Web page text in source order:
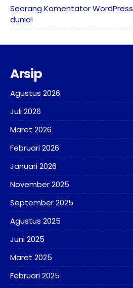
Seorang Komentator WordPress
dunia!
Arsip
Agustus 2026
Juli 2026
Maret 2026
Februari 2026
Januari 2026
November 2025
September 2025
Agustus 2025
Juni 2025
Maret 2025
Februari 2025